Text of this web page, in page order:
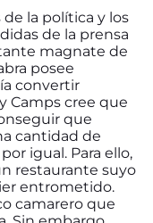
la política y los
de la prensa
magnate de
posee
convertir
Camps cree que
que
cantidad de
igual. Para ello,
restaurante suyo
entrometido.
camarero que